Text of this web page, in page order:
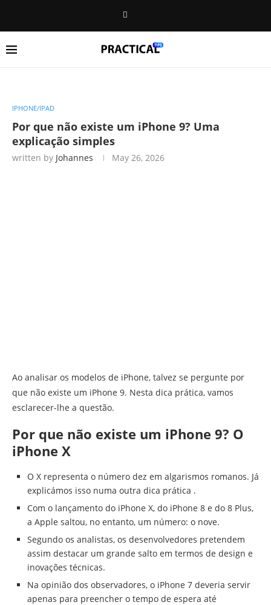
IPHONE/IPAD
Por que não existe um iPhone 9? Uma
explicação simples
written by Johannes May 26, 2026
Ao analisar os modelos de iPhone, talvez se pergunte por
que não existe um iPhone 9. Nesta dica prática, vamos
esclarecer-lhe a questão.
Por que não existe um iPhone 9? O
iPhone X
O X representa o número dez em algarismos romanos. Já
explicámos isso numa outra dica prática .
Com o lançamento do iPhone X, do iPhone 8 e do 8 Plus,
a Apple saltou, no entanto, um número: o nove.
Segundo os analistas, os desenvolvedores pretendem
assim destacar um grande salto em termos de design e
inovações técnicas.
Na opinião dos observadores, o iPhone 7 deveria servir
apenas para preencher o tempo de espera até